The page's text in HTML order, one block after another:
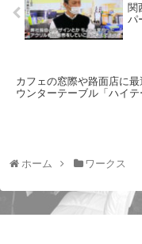
関
パ
カフェの窓際や路面店に
ウンターテーブル「ハイ
ホーム ワークス